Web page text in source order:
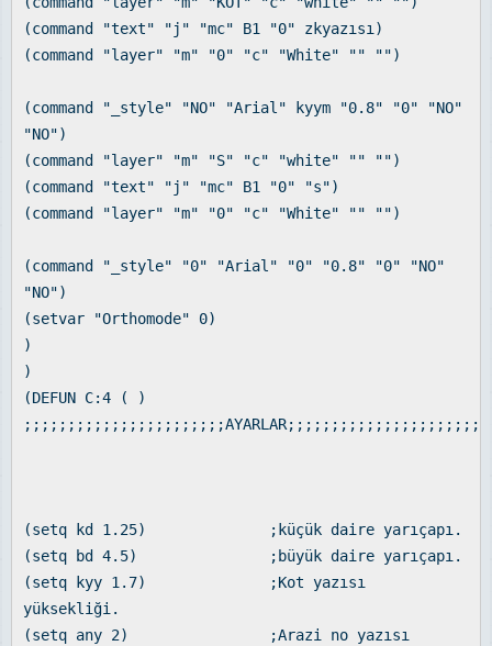
(command "text" "j" "mc" B1 "0" zkyazısı)
(command "layer" "m" "0" "c" "White" "" "")
(command "_style" "NO" "Arial" kyym "0.8" "0" "NO"
"NO")
(command "layer" "m" "S" "c" "white" "" "")
(command "text" "j" "mc" B1 "0" "s")
(command "layer" "m" "0" "c" "White" "" "")
(command "_style" "0" "Arial" "0" "0.8" "0" "NO"
"NO")
(setvar "Orthomode" 0)
)
)
(DEFUN C:4 ( )
(setq kd 1.25) ;küçük daire yarıçapı.
(setq bd 4.5) ;büyük daire yarıçapı.
(setq kyy 1.7) ;Kot yazısı
yüksekliği.
(setq any 2) ;Arazi no yazısı